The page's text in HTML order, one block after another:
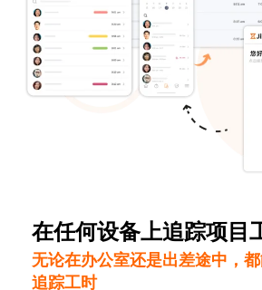
在任何设备上追踪项目
无论在办公室还是出差途中，
追踪工时